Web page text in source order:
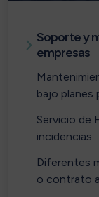
Soporte y
empresas
bajo planes
Servicio de
incidencias.
Diferentes
o contrato